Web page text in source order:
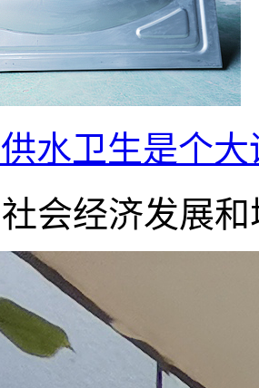
水卫生是个大
会经济发展和